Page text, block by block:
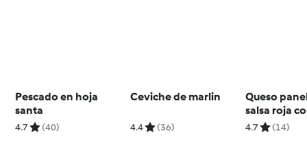
Pescado en hoja
santa
4.7 (40)
Ceviche de marlin
4.4 (36)
Queso
salsa roja
nopales
4.7 (14)